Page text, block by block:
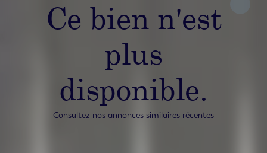
Ce bien n'est
plus
disponible.
Consultez nos annonces similaires récentes